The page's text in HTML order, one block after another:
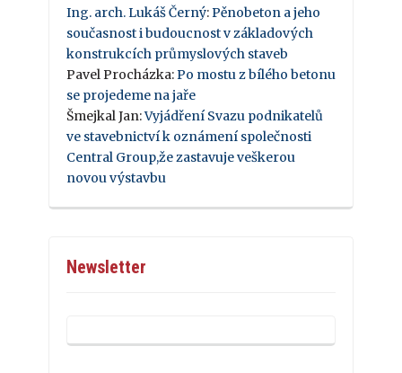
Ing. arch. Lukáš Černý: Pěnobeton a jeho
současnost i budoucnost v základových
konstrukcích průmyslových staveb
Pavel Procházka: Po mostu z bílého betonu
se projedeme na jaře
Šmejkal Jan:Vyjádření Svazu podnikatelů
ve stavebnictví k oznámení společnosti
Central Group,že zastavuje veškerou
novou výstavbu
Newsletter